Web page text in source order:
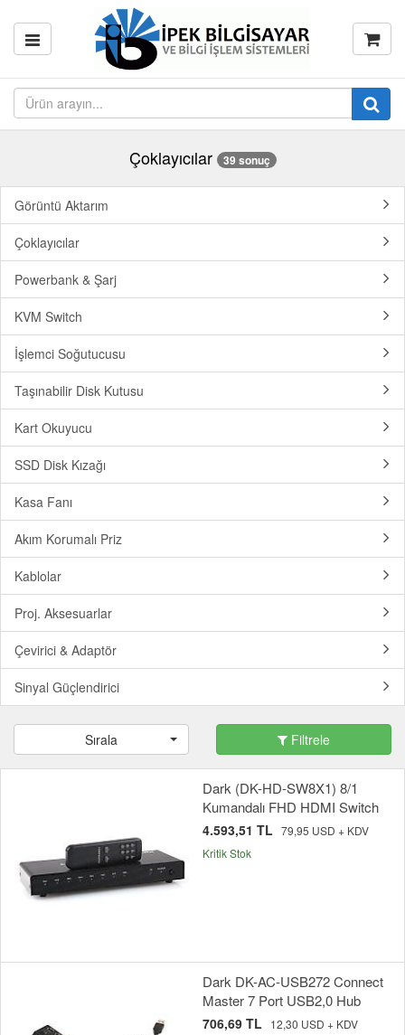
Çoklayıcılar 39 sonuç
Görüntü Aktarım
Çoklayıcılar
Powerbank & Şarj
KVM Switch
İşlemci Soğutucusu
Taşınabilir Disk Kutusu
Kart Okuyucu
SSD Disk Kızağı
Kasa Fanı
Akım Korumalı Priz
Kablolar
Proj. Aksesuarlar
Çevirici & Adaptör
Sinyal Güçlendirici
Sırala Filtrele
Dark (DK-HD-SW8X1) 8/1
Kumandalı FHD HDMI Switch
4.593,51 TL 79,95 USD + KDV
Kritik Stok
Dark DK-AC-USB272 Connect
Master 7 Port USB2,0 Hub
706,69 TL
12,30 USD + KDV